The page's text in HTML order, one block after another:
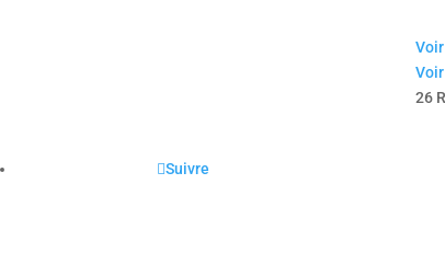
Suivre
26